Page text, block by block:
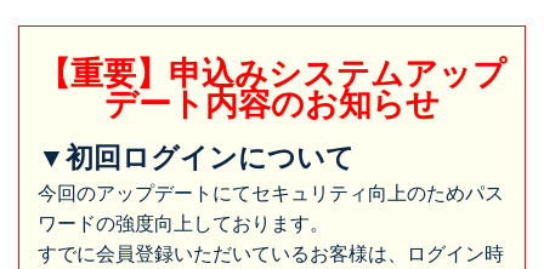
【重要】申込みシステムアップ
デート内容のお知らせ
▼初回ログインについて
今回のアップデートにてセキュリティ向上のためパス
ワードの強度向上しております。
すでに会員登録いただいているお客様は、ログイン時